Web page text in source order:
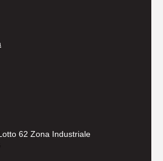
62 Zona Industriale